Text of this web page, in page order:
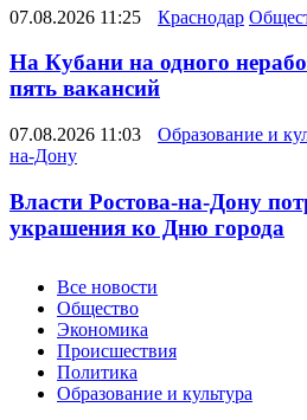
07.08.2026 11:25 Краснодар
На Кубани на одного
пять вакансий
07.08.2026 11:03 Образование и
на-Дону
Власти Ростова-на-Дону
украшения ко Дню города
Новости
Все новости
Общество
Экономика
Происшествия
Политика
Образование и культура